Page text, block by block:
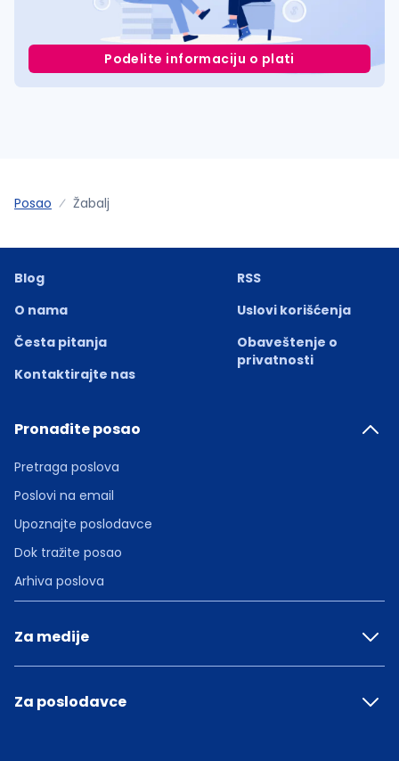
Podelite informaciju o plati
Posao Žabalj
Blog
O nama
Česta pitanja
Kontaktirajte nas
RSS
Uslovi korišćenja
Obaveštenje o
privatnosti
Pronađite posao
Pretraga poslova
Poslovi na email
Upoznajte poslodavce
Dok tražite posao
Arhiva poslova
Za medije
Za poslodavce